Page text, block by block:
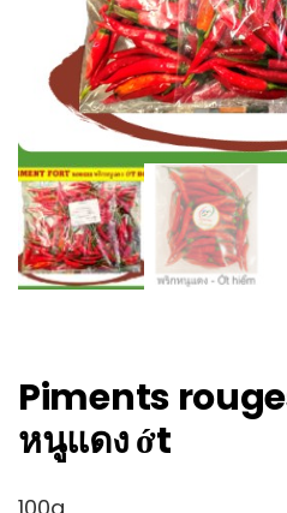
Piments
หนูแดง ớt